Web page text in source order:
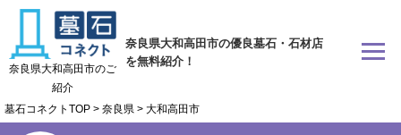
奈良県大和高田市の優良墓石・石材店
を無料紹介！
奈良県大和高田市のご
紹介
墓石コネクトTOP > 奈良県 > 大和高田市